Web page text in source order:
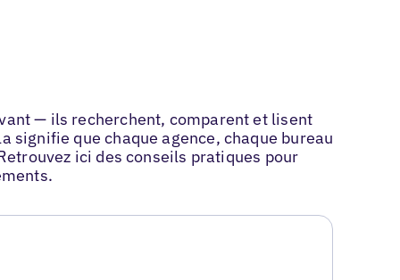
— ils recherchent, comparent et lisent
que chaque agence, chaque bureau
ici des conseils pratiques pour